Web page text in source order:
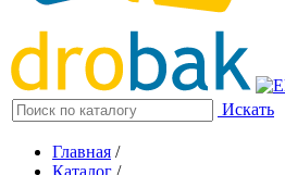
Искать
Главная /
Каталог /